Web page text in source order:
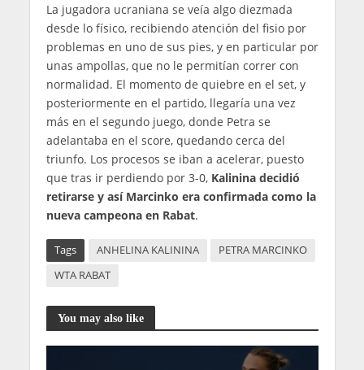
La jugadora ucraniana se veía algo diezmada
desde lo físico, recibiendo atención del fisio por
problemas en uno de sus pies, y en particular por
unas ampollas, que no le permitían correr con
normalidad. El momento de quiebre en el set, y
posteriormente en el partido, llegaría una vez
más en el segundo juego, donde Petra se
adelantaba en el score, quedando cerca del
triunfo. Los procesos se iban a acelerar, puesto
que tras ir perdiendo por 3-0, Kalinina decidió
retirarse y así Marcinko era confirmada como la
nueva campeona en Rabat.
Tags ANHELINA KALININA
PETRA MARCINKO
WTA RABAT
You may also like